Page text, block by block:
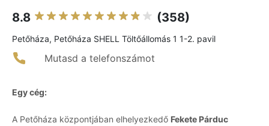
8.8 (358)
Petőháza, Petőháza SHELL Töltőállomás 1 1-2. pavil
Mutasd a telefonszámot
Egy cég:
A Petőháza központjában elhelyezkedő Fekete Párduc